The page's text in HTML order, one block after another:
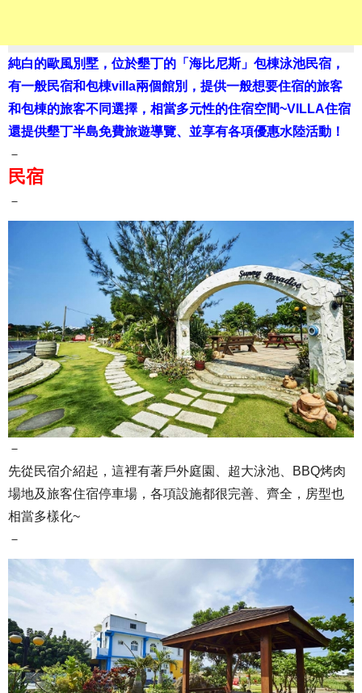
純白的歐風別墅，位於墾丁的「海比尼斯」包棟泳池民宿，
有一般民宿和包棟villa兩個館別，提供一般想要住宿的旅客
和包棟的旅客不同選擇，相當多元性的住宿空間~VILLA住宿
還提供墾丁半島免費旅遊導覽、並享有各項優惠水陸活動！
－
民宿
－
－
先從民宿介紹起，這裡有著戶外庭園、超大泳池、BBQ烤肉
場地及旅客住宿停車場，各項設施都很完善、齊全，房型也
相當多樣化~
－